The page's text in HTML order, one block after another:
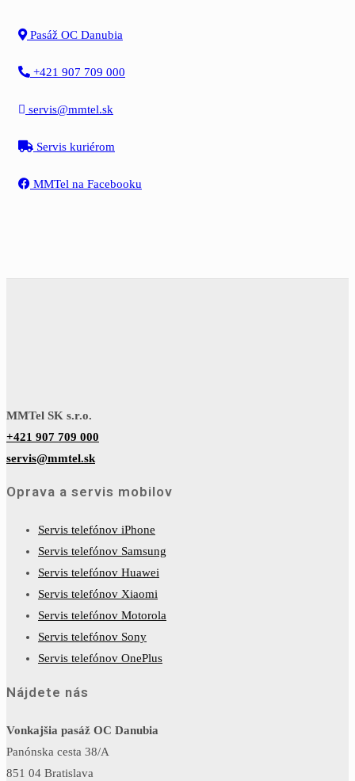
Pasáž OC Danubia
+421 907 709 000
servis@mmtel.sk
Servis kuriérom
MMTel na Facebooku
MMTel SK s.r.o.
+421 907 709 000
servis@mmtel.sk
Oprava a servis mobilov
Servis telefónov iPhone
Servis telefónov Samsung
Servis telefónov Huawei
Servis telefónov Xiaomi
Servis telefónov Motorola
Servis telefónov Sony
Servis telefónov OnePlus
Nájdete nás
Vonkajšia pasáž OC Danubia
Panónska cesta 38/A
851 04 Bratislava